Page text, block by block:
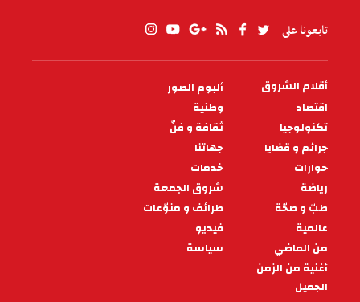
تابعونا على
PIED
DE
PAGE
أقلام الشروق
ألبوم الصور
اقتصاد
وطنية
تكنولوجيا
ثقافة و فنّ
جرائم و قضايا
جهاتنا
حوارات
خدمات
رياضة
شروق الجمعة
طبّ و صحّة
طرائف و منوّعات
عالمية
فيديو
من الماضي
سياسة
أغنية من الزمن
الجميل